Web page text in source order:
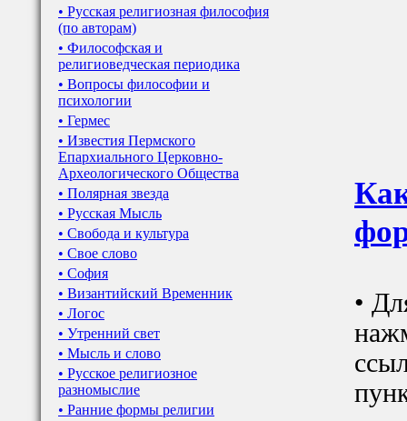
• Русская религиозная философия
(по авторам)
• Философская и
религиоведческая периодика
• Вопросы философии и
психологии
• Гермес
• Известия Пермского
Епархиального Церковно-
Археологического Общества
• Полярная звезда
• Русская Мысль
• Свобода и культура
• Свое слово
• София
• Византийский Временник
• Логос
• Утренний свет
• Мысль и слово
• Русское религиозное
разномыслие
• Ранние формы религии
•